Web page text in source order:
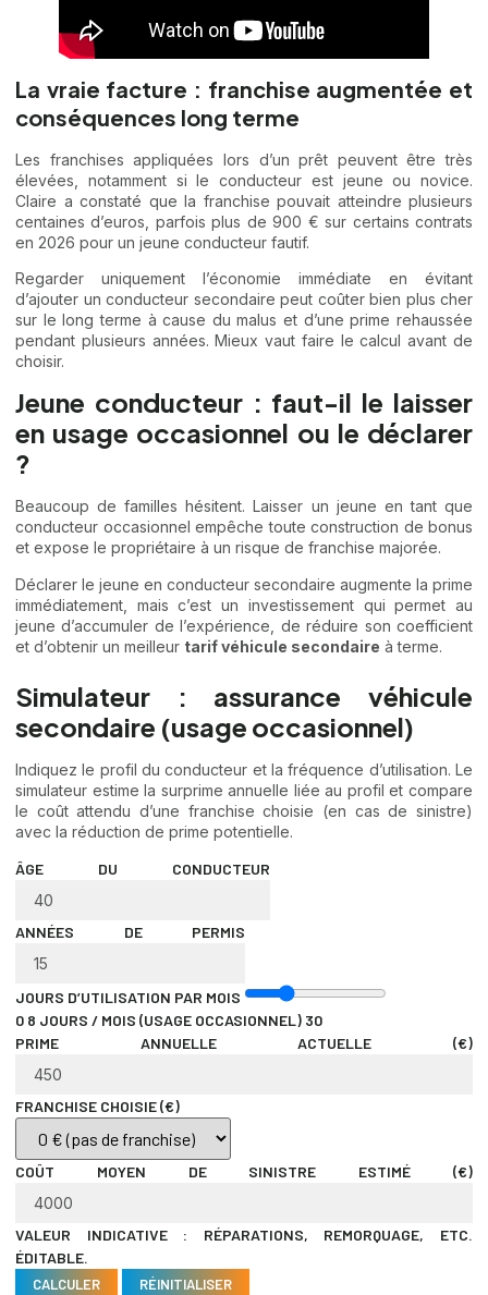
La vraie facture : franchise augmentée et
conséquences long terme
Les franchises appliquées lors d’un prêt peuvent être très
élevées, notamment si le conducteur est jeune ou novice.
Claire a constaté que la franchise pouvait atteindre plusieurs
centaines d’euros, parfois plus de 900 € sur certains contrats
en 2026 pour un jeune conducteur fautif.
Regarder uniquement l’économie immédiate en évitant
d’ajouter un conducteur secondaire peut coûter bien plus cher
sur le long terme à cause du malus et d’une prime rehaussée
pendant plusieurs années. Mieux vaut faire le calcul avant de
choisir.
Jeune conducteur : faut-il le laisser
en usage occasionnel ou le déclarer
?
Beaucoup de familles hésitent. Laisser un jeune en tant que
conducteur occasionnel empêche toute construction de bonus
et expose le propriétaire à un risque de franchise majorée.
Déclarer le jeune en conducteur secondaire augmente la prime
immédiatement, mais c’est un investissement qui permet au
jeune d’accumuler de l’expérience, de réduire son coefficient
et d’obtenir un meilleur tarif véhicule secondaire à terme.
Simulateur : assurance véhicule
secondaire (usage occasionnel)
Indiquez le profil du conducteur et la fréquence d’utilisation. Le
simulateur estime la surprime annuelle liée au profil et compare
le coût attendu d’une franchise choisie (en cas de sinistre)
avec la réduction de prime potentielle.
ÂGE DU CONDUCTEUR
ANNÉES DE PERMIS
JOURS D’UTILISATION PAR MOIS
0 8 JOURS / MOIS (USAGE OCCASIONNEL) 30
PRIME ANNUELLE ACTUELLE (€)
FRANCHISE CHOISIE (€)
COÛT MOYEN DE SINISTRE ESTIMÉ (€)
VALEUR INDICATIVE : RÉPARATIONS, REMORQUAGE, ETC.
ÉDITABLE.
CALCULER RÉINITIALISER